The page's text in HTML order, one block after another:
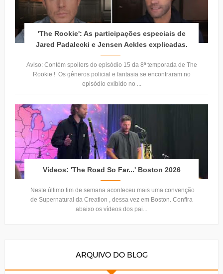
'The Rookie': As participações especiais de
Jared Padalecki e Jensen Ackles explicadas.
Aviso: Contém spoilers do episódio 15 da 8ª temporada de The
Rookie ! Os gêneros policial e fantasia se encontraram no
episódio exibido no ...
Vídeos: 'The Road So Far...' Boston 2026
Neste último fim de semana aconteceu mais uma convenção
de Supernatural da Creation , dessa vez em Boston. Confira
abaixo os vídeos dos pai...
ARQUIVO DO BLOG